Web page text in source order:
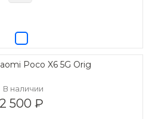
Poco X6 5G Orig
В наличии
2 500 ₽